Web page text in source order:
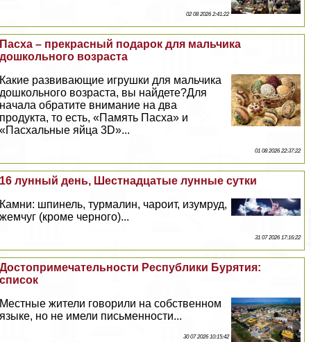
02 08 2026 2:41:22
Пасха – прекрасный подарок для мальчика
дошкольного возраста
Какие развивающие игрушки для мальчика
дошкольного возраста, вы найдете?Для
начала обратите внимание на два
продукта, то есть, «Память Пасха» и
«Пасхальные яйца 3D»...
01 08 2026 22:37:22
16 лунный день, Шестнадцатые лунные сутки
Камни: шпинель, турмалин, чароит, изумруд,
жемчуг (кроме черного)...
31 07 2026 17:16:22
Достопримечательности Республики Бурятия:
список
Местные жители говорили на собственном
языке, но не имели письменности...
30 07 2026 10:15:42